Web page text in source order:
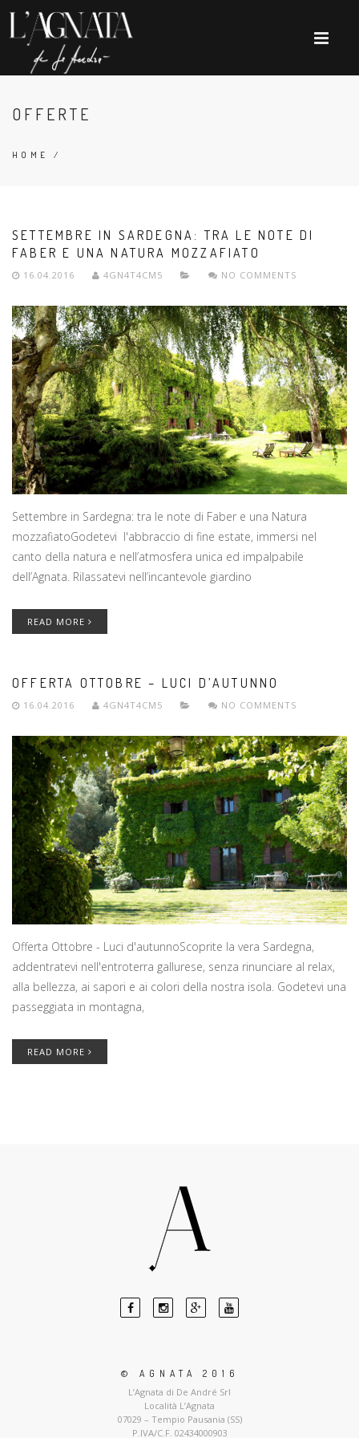
OFFERTE
HOME /
SETTEMBRE IN SARDEGNA: TRA LE NOTE DI
FABER E UNA NATURA MOZZAFIATO
16.04.2016 4GN4T4CM5 NO COMMENTS
Settembre in Sardegna: tra le note di Faber e una Natura
mozzafiatoGodetevi l'abbraccio di fine estate, immersi nel
canto della natura e nell’atmosfera unica ed impalpabile
dell’Agnata. Rilassatevi nell’incantevole giardino
READ MORE
OFFERTA OTTOBRE – LUCI D’AUTUNNO
16.04.2016 4GN4T4CM5 NO COMMENTS
Offerta Ottobre - Luci d'autunnoScoprite la vera Sardegna,
addentratevi nell'entroterra gallurese, senza rinunciare al relax,
alla bellezza, ai sapori e ai colori della nostra isola. Godetevi una
passeggiata in montagna,
READ MORE
© AGNATA 2016
L’Agnata di De André Srl
Località L’Agnata
07029 – Tempio Pausania (SS)
P.IVA/C.F. 02434000903